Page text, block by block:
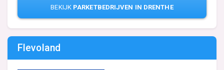
BEKIJK PARKETBEDRIJVEN IN DRENTHE
Flevoland